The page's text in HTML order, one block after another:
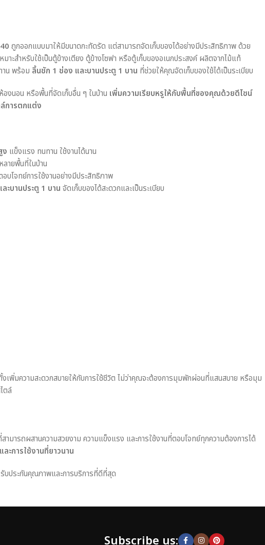
ถูกออกแบบมาให้มีขนาดกะทัดรัด แต่สามารถจัดเก็บของได้อย่างมีประสิทธิภาพ ด้วย
มาะสำหรับใช้เป็นตู้ข้างเตียง ตู้ข้างโซฟา หรือตู้เก็บของอเนกประสงค์ ผลิตจากไม้แท้
น พร้อม ลิ้นชัก 1 ช่อง และบานประตู 1 บาน ที่ช่วยให้คุณจัดเก็บของใช้ได้เป็นระเบียบ
องนอน หรือพื้นที่จัดเก็บอื่น ๆ ในบ้าน เพิ่มความเรียบหรูให้กับพื้นที่ของคุณด้วยดีไซน์
การตกแต่ง
ง แข็งแรง ทนทาน ใช้งานได้นาน
ลายพื้นที่ในบ้าน
อบโจทย์การใช้งานอย่างมีประสิทธิภาพ
ะบานประตู 1 บาน จัดเก็บของได้สะดวกและเป็นระเบียบ
เพิ่มความสะดวกสบายให้กับการใช้ชีวิต ไม่ว่าคุณจะต้องการมุมพักผ่อนที่แสนสบาย หรือมุม
ตล์
ามารถผสานความสวยงาม ความแข็งแรง และการใช้งานที่ตอบโจทย์ทุกความต้องการได้
ะการใช้งานที่ยาวนาน
บประกันคุณภาพและการบริการที่ดีที่สุด
Subscribe us: